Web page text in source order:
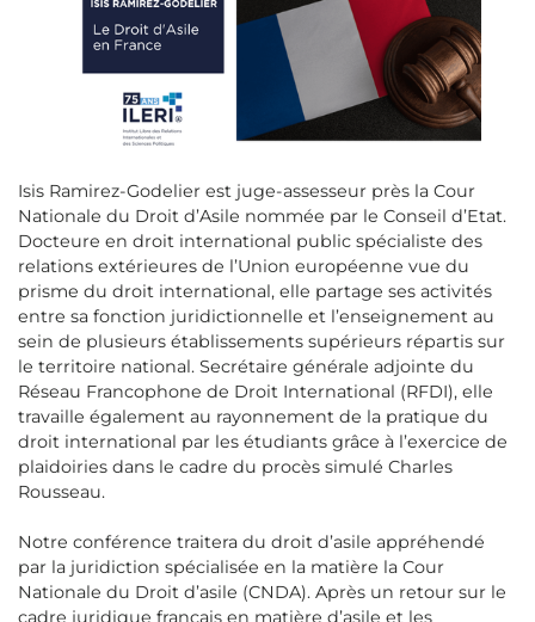
Isis Ramirez-Godelier est juge-assesseur près la Cour
Nationale du Droit d’Asile nommée par le Conseil d’Etat.
Docteure en droit international public spécialiste des
relations extérieures de l’Union européenne vue du
prisme du droit international, elle partage ses activités
entre sa fonction juridictionnelle et l’enseignement au
sein de plusieurs établissements supérieurs répartis sur
le territoire national. Secrétaire générale adjointe du
Réseau Francophone de Droit International (RFDI), elle
travaille également au rayonnement de la pratique du
droit international par les étudiants grâce à l’exercice de
plaidoiries dans le cadre du procès simulé Charles
Rousseau.
Notre conférence traitera du droit d’asile appréhendé
par la juridiction spécialisée en la matière la Cour
Nationale du Droit d’asile (CNDA). Après un retour sur le
cadre juridique français en matière d’asile et les